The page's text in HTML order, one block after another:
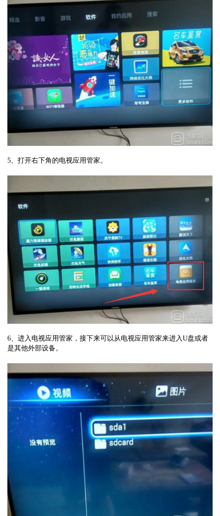
5、打开右下角的电视应用管家。
6、进入电视应用管家，接下来可以从电视应用管家来进入U盘或者
是其他外部设备。